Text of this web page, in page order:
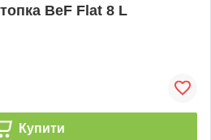
BeF Flat 8 L
Купити